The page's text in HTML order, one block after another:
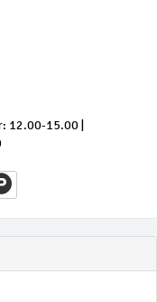
12.00-15.00 |